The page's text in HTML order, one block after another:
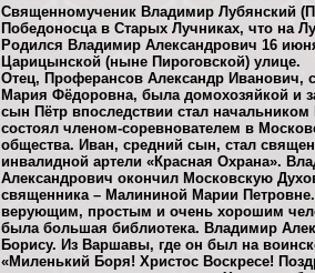
Священномученик Владимир Лубянский
Победоносца в Старых Лучниках, что на
Родился Владимир Александрович 16
Царицынской (ныне Пироговской) улице.
Отец, Проферансов Александр
Мария Фёдоровна, была домохозяйкой и
сын Пётр впоследствии стал
состоял членом-соревнователем в
общества. Иван, средний сын, стал
инвалидной артели «Красная Охрана».
Александрович окончил Московскую
священника – Малининой Марии
верующим, простым и очень хорошим
была большая библиотека. Владимир
Борису. Из Варшавы, где он был на
«Миленький Боря! Христос Воскресе!